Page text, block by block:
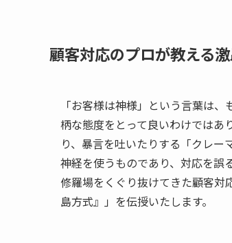
顧客対応のプロが教える
「お客様は神様」という言葉は
柄な態度をとって良いわけではあ
り、暴言を吐いたりする「クレ
神経を使うものであり、対応を誤
修羅場をくぐり抜けてきた顧客対
島方式』」を伝授いたします。